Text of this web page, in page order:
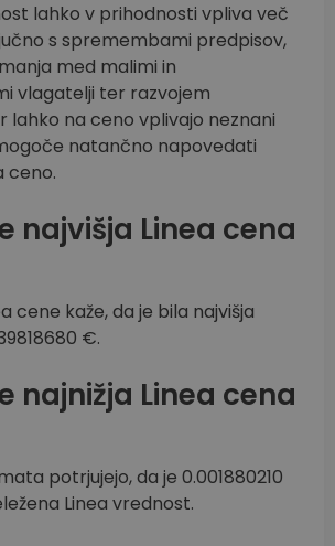
lahko v prihodnosti vpliva več
s spremembami predpisov,
med malimi in
vlagatelji ter razvojem
lahko na ceno vplivajo neznani
natančno napovedati
ceno.
najvišja Linea cena
cene kaže, da je bila najvišja
€.
najnižja Linea cena
potrjujejo, da je 0.001880210
Linea vrednost.